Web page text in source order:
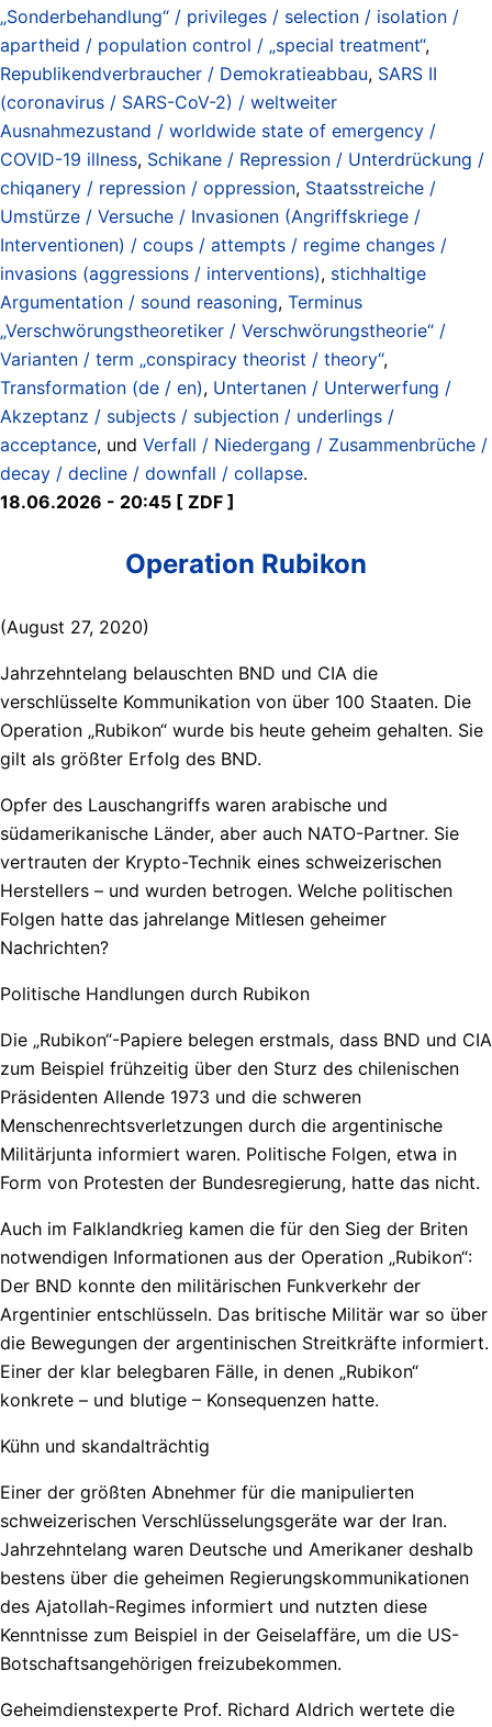
„Sonderbehandlung“ / privileges / selection / isolation /
apartheid / population control / „special treatment“,
Republikendverbraucher / Demokratieabbau, SARS II
(coronavirus / SARS-CoV-2) / weltweiter
Ausnahmezustand / worldwide state of emergency /
COVID-19 illness, Schikane / Repression / Unterdrückung /
chiqanery / repression / oppression, Staatsstreiche /
Umstürze / Versuche / Invasionen (Angriffskriege /
Interventionen) / coups / attempts / regime changes /
invasions (aggressions / interventions), stichhaltige
Argumentation / sound reasoning, Terminus
„Verschwörungstheoretiker / Verschwörungstheorie“ /
Varianten / term „conspiracy theorist / theory“,
Transformation (de / en), Untertanen / Unterwerfung /
Akzeptanz / subjects / subjection / underlings /
acceptance, und Verfall / Niedergang / Zusammenbrüche /
decay / decline / downfall / collapse.
18.06.2026 - 20:45 [ ZDF ]
Operation Rubikon
(August 27, 2020)
Jahrzehntelang belauschten BND und CIA die
verschlüsselte Kommunikation von über 100 Staaten. Die
Operation „Rubikon“ wurde bis heute geheim gehalten. Sie
gilt als größter Erfolg des BND.
Opfer des Lauschangriffs waren arabische und
südamerikanische Länder, aber auch NATO-Partner. Sie
vertrauten der Krypto-Technik eines schweizerischen
Herstellers – und wurden betrogen. Welche politischen
Folgen hatte das jahrelange Mitlesen geheimer
Nachrichten?
Politische Handlungen durch Rubikon
Die „Rubikon“-Papiere belegen erstmals, dass BND und CIA
zum Beispiel frühzeitig über den Sturz des chilenischen
Präsidenten Allende 1973 und die schweren
Menschenrechtsverletzungen durch die argentinische
Militärjunta informiert waren. Politische Folgen, etwa in
Form von Protesten der Bundesregierung, hatte das nicht.
Auch im Falklandkrieg kamen die für den Sieg der Briten
notwendigen Informationen aus der Operation „Rubikon“:
Der BND konnte den militärischen Funkverkehr der
Argentinier entschlüsseln. Das britische Militär war so über
die Bewegungen der argentinischen Streitkräfte informiert.
Einer der klar belegbaren Fälle, in denen „Rubikon“
konkrete – und blutige – Konsequenzen hatte.
Kühn und skandalträchtig
Einer der größten Abnehmer für die manipulierten
schweizerischen Verschlüsselungsgeräte war der Iran.
Jahrzehntelang waren Deutsche und Amerikaner deshalb
bestens über die geheimen Regierungskommunikationen
des Ajatollah-Regimes informiert und nutzten diese
Kenntnisse zum Beispiel in der Geiselaffäre, um die US-
Botschaftsangehörigen freizubekommen.
Geheimdienstexperte Prof. Richard Aldrich wertete die